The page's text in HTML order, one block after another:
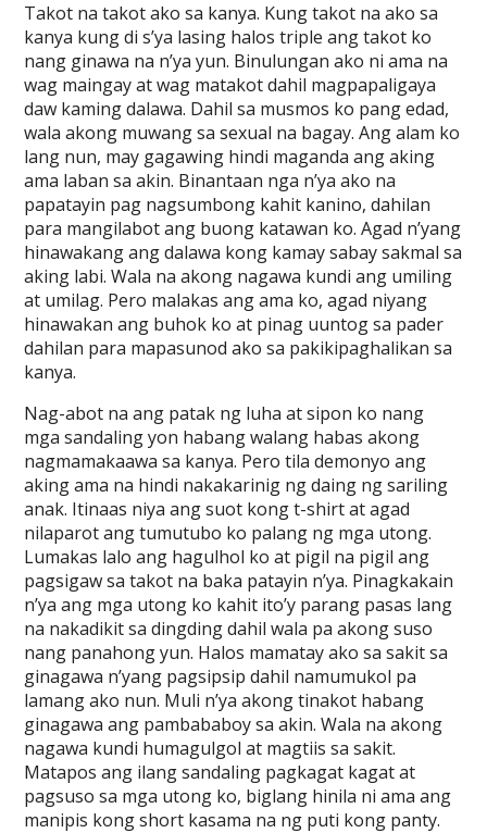
Takot na takot ako sa kanya. Kung takot na ako sa
kanya kung di s’ya lasing halos triple ang takot ko
nang ginawa na n’ya yun. Binulungan ako ni ama na
wag maingay at wag matakot dahil magpapaligaya
daw kaming dalawa. Dahil sa musmos ko pang edad,
wala akong muwang sa sexual na bagay. Ang alam ko
lang nun, may gagawing hindi maganda ang aking
ama laban sa akin. Binantaan nga n’ya ako na
papatayin pag nagsumbong kahit kanino, dahilan
para mangilabot ang buong katawan ko. Agad n’yang
hinawakang ang dalawa kong kamay sabay sakmal sa
aking labi. Wala na akong nagawa kundi ang umiling
at umilag. Pero malakas ang ama ko, agad niyang
hinawakan ang buhok ko at pinag uuntog sa pader
dahilan para mapasunod ako sa pakikipaghalikan sa
kanya.
Nag-abot na ang patak ng luha at sipon ko nang
mga sandaling yon habang walang habas akong
nagmamakaawa sa kanya. Pero tila demonyo ang
aking ama na hindi nakakarinig ng daing ng sariling
anak. Itinaas niya ang suot kong t-shirt at agad
nilaparot ang tumutubo ko palang ng mga utong.
Lumakas lalo ang hagulhol ko at pigil na pigil ang
pagsigaw sa takot na baka patayin n’ya. Pinagkakain
n’ya ang mga utong ko kahit ito’y parang pasas lang
na nakadikit sa dingding dahil wala pa akong suso
nang panahong yun. Halos mamatay ako sa sakit sa
ginagawa n’yang pagsipsip dahil namumukol pa
lamang ako nun. Muli n’ya akong tinakot habang
ginagawa ang pambababoy sa akin. Wala na akong
nagawa kundi humagulgol at magtiis sa sakit.
Matapos ang ilang sandaling pagkagat kagat at
pagsuso sa mga utong ko, biglang hinila ni ama ang
manipis kong short kasama na ng puti kong panty.